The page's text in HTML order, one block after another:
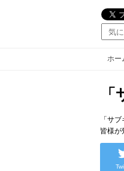
ホー
「サ
皆様が